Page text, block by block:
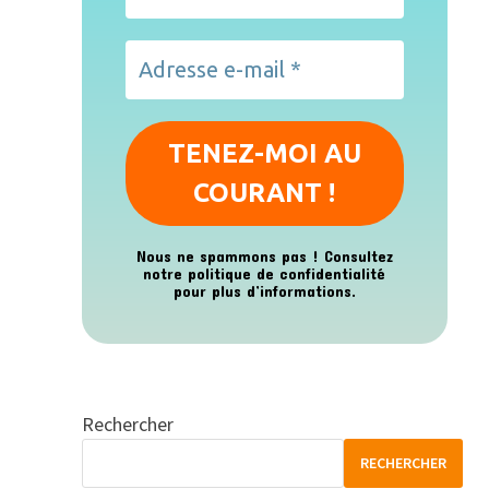
Nous ne spammons pas ! Consultez
notre politique de confidentialité
pour plus d’informations.
Rechercher
RECHERCHER